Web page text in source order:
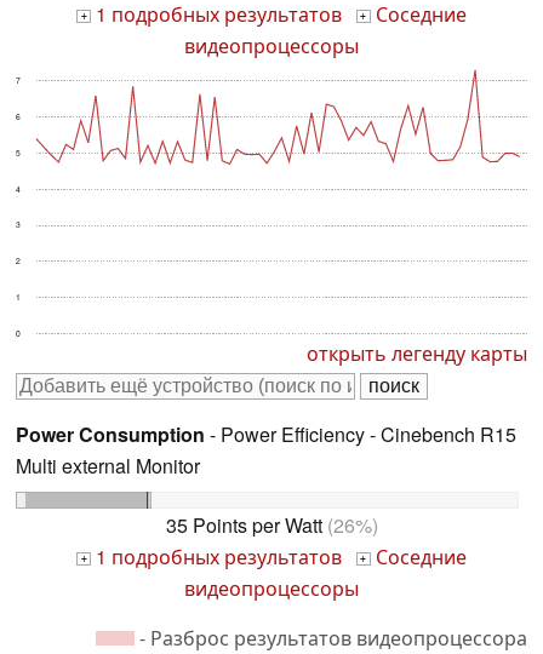
+ 1 подробных результатов + Соседние
видеопроцессоры
0
1
2
3
4
5
6
7
открыть легенду карты
Power Consumption - Power Efficiency - Cinebench R15
Multi external Monitor
35 Points per Watt(26%)
+ 1 подробных результатов + Соседние
видеопроцессоры
- Разброс результатов видеопроцессора